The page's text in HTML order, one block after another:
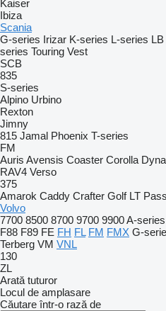
Kaiser
Ibiza
Scania
G-series Irizar K-series L-series LB
series Touring Vest
SCB
835
S-series
Alpino Urbino
Rexton
Jimny
815 Jamal Phoenix T-series
FM
Auris Avensis Coaster Corolla Dyna
RAV4 Verso
375
Amarok Caddy Crafter Golf LT
Volvo
7700 8500 8700 9700 9900A-series
F88 F89 FE FH FL FM FMX G-
Terberg VM VNL
130
ZL
Arată tuturor
Locul de amplasare
Căutare într-o rază de